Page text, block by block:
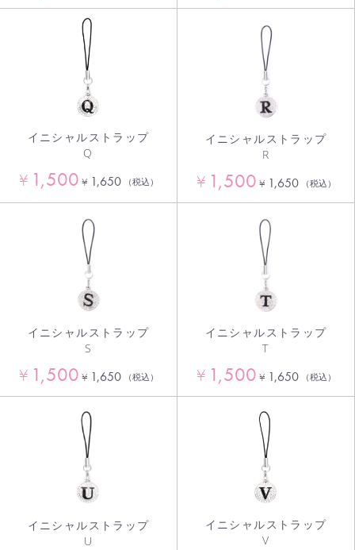
イニシャルストラップ
Q
¥ 1,500 ¥ 1,650 （税込）
イニシャルストラップ
R
¥ 1,500 ¥ 1,650 （税込）
イニシャルストラップ
S
¥ 1,500 ¥ 1,650 （税込）
イニシャルストラップ
T
¥ 1,500 ¥ 1,650 （税込）
イニシャルストラップ
U
イニシャルストラップ
V